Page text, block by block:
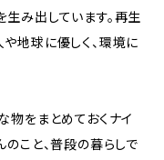
み出しています。再生
地球に優しく、環境に
物をまとめておくナイ
こと、普段の暮らしで